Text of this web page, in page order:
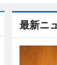
最新ニ